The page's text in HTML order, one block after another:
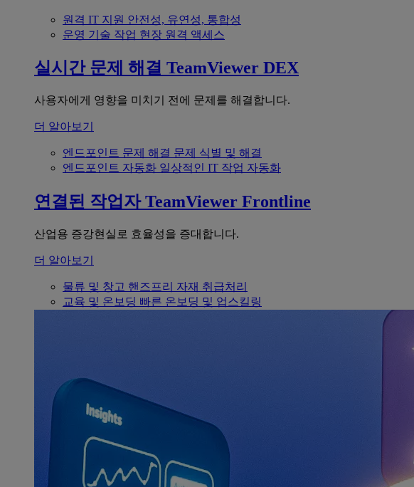
원격 IT 지원 안전성, 유연성, 통합성
운영 기술 작업 현장 원격 액세스
실시간 문제 해결 TeamViewer DEX
사용자에게 영향을 미치기 전에 문제를 해결합니다.
더 알아보기
엔드포인트 문제 해결 문제 식별 및 해결
엔드포인트 자동화 일상적인 IT 작업 자동화
연결된 작업자 TeamViewer Frontline
산업용 증강현실로 효율성을 증대합니다.
더 알아보기
물류 및 창고 핸즈프리 자재 취급처리
교육 및 온보딩 빠른 온보딩 및 업스킬링